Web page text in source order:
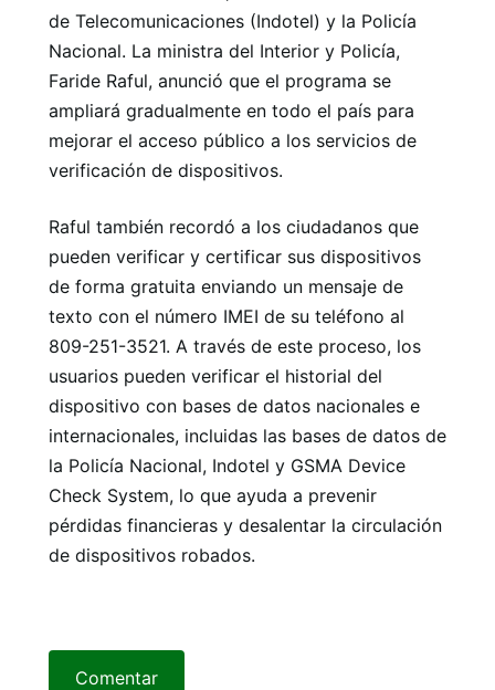
de Telecomunicaciones (Indotel) y la Policía
Nacional. La ministra del Interior y Policía,
Faride Raful, anunció que el programa se
ampliará gradualmente en todo el país para
mejorar el acceso público a los servicios de
verificación de dispositivos.
Raful también recordó a los ciudadanos que
pueden verificar y certificar sus dispositivos
de forma gratuita enviando un mensaje de
texto con el número IMEI de su teléfono al
809-251-3521. A través de este proceso, los
usuarios pueden verificar el historial del
dispositivo con bases de datos nacionales e
internacionales, incluidas las bases de datos de
la Policía Nacional, Indotel y GSMA Device
Check System, lo que ayuda a prevenir
pérdidas financieras y desalentar la circulación
de dispositivos robados.
Comentar